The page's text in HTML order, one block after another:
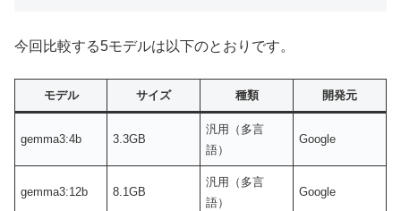
今回比較する5モデルは以下のとおりです。
モデル サイズ 種類 開発元
gemma3:4b 3.3GB
汎用（多言
語）
Google
gemma3:12b 8.1GB
汎用（多言
語）
Google